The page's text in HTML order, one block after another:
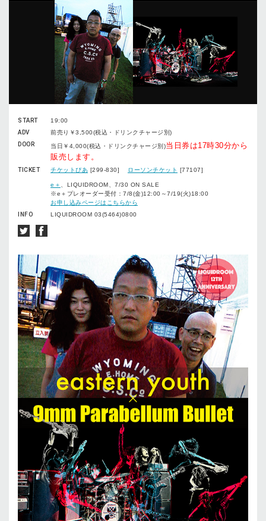
START
19:00
ADV
前売り￥3,500(税込・ドリンクチャージ別)
DOOR
当日￥4,000(税込・ドリンクチャージ別)当日券は17時30分から
販売します。
TICKET チケットぴあ [299-830] ローソンチケット [77107]
e＋
、LIQUIDROOM、7/30 ON SALE
※e＋プレオーダー受付：7/8(金)12:00～7/19(火)18:00
お申し込みページはこちらから
INFO
LIQUIDROOM 03(5464)0800